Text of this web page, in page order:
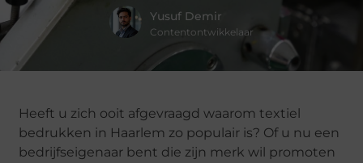
Yusuf Demir
Contentontwikkelaar
Heeft u zich ooit afgevraagd waarom textiel
bedrukken in Haarlem zo populair is? Of u nu een
bedrijfseigenaar bent die zijn merk wil promoten